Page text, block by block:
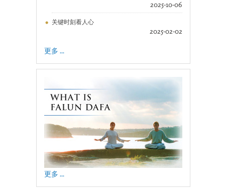
2025-10-06
关键时刻看人心
2025-02-02
更多 ...
更多 ...